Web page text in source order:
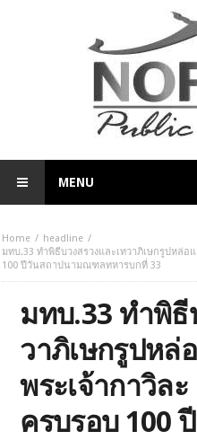
MENU
Home
headline
มทบ.33 ทำพิธีบวงสรวงและเทวาภิเษกรูปหล่อ
100 ปีวันสถาปนามณฑลทหารบกที่ 33
มทบ.33 ทำพิธี
วาภิเษกรูปหล่
พระเจ้ากาวิล
ครบรอบ 100